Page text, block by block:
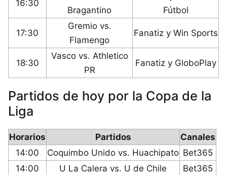
16:30
Bragantino
Fútbol
17:30
Gremio vs.
Flamengo
Fanatiz y Win Sports
18:30
Vasco vs. Athletico
PR
Fanatiz y GloboPlay
Partidos de hoy por la Copa de la
Liga
Horarios Partidos
Canales
14:00
Coquimbo Unido vs. Huachipato Bet365
14:00
U La Calera vs. U de Chile
Bet365